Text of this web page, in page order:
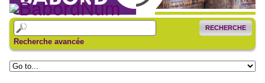
RECHERCHE
Recherche avancée